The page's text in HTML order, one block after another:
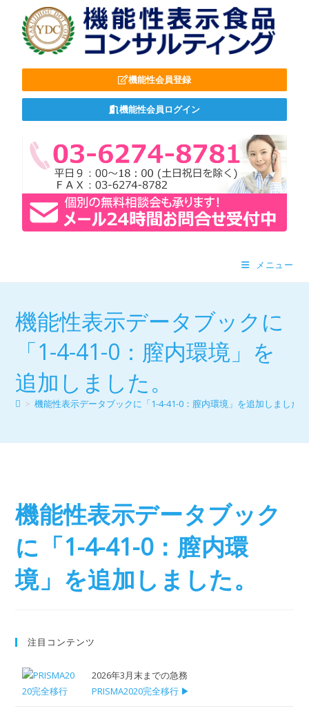
機能性会員登録
機能性会員ログイン
メニュー
機能性表示データブックに
「1-4-41-0：膣内環境」を
追加しました。
> 機能性表示データブックに「1-4-41-0：膣内環境」を追加しました。
機能性表示データブック
に「1-4-41-0：膣内環
境」を追加しました。
注目コンテンツ
2026年3月末までの急務
PRISMA2020完全移行 ▶